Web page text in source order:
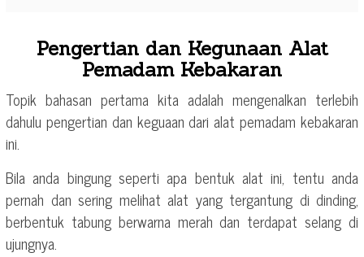
Pengertian dan Kegunaan Alat
Pemadam Kebakaran
Topik bahasan pertama kita adalah mengenalkan terlebih
dahulu pengertian dan keguaan dari alat pemadam kebakaran
ini.
Bila anda bingung seperti apa bentuk alat ini, tentu anda
pernah dan sering melihat alat yang tergantung di dinding,
berbentuk tabung berwarna merah dan terdapat selang di
ujungnya.